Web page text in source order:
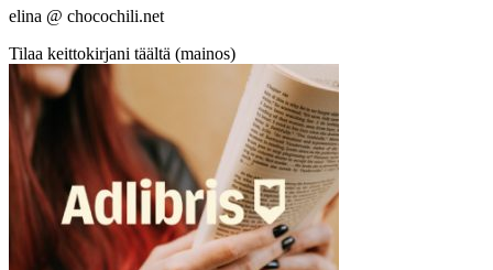
elina @ chocochili.net
Tilaa keittokirjani täältä (mainos)